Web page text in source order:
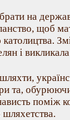
на
щоб
і
та,
поміж
шляхетства.